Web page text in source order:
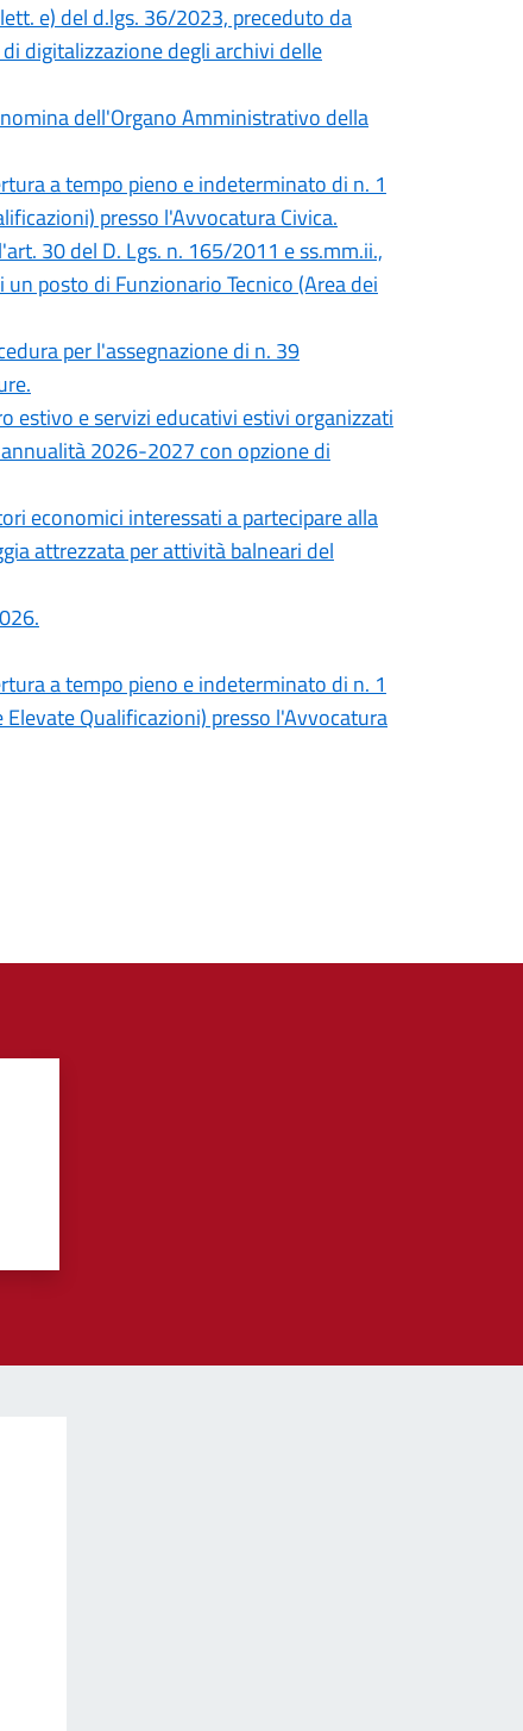
e) del d.lgs. 36/2023, preceduto da
digitalizzazione degli archivi delle
dell'Organo Amministrativo della
a tempo pieno e indeterminato di n. 1
presso l'Avvocatura Civica.
30 del D. Lgs. n. 165/2011 e ss.mm.ii.,
posto di Funzionario Tecnico (Area dei
per l'assegnazione di n. 39
estivo e servizi educativi estivi organizzati
2026-2027 con opzione di
economici interessati a partecipare alla
attrezzata per attività balneari del
a tempo pieno e indeterminato di n. 1
Qualificazioni) presso l'Avvocatura